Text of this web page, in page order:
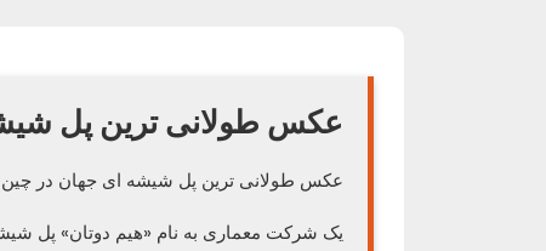
عکس طولانی ترین پل
عکس طولانی ترین پل شیشه ای جهان در چین